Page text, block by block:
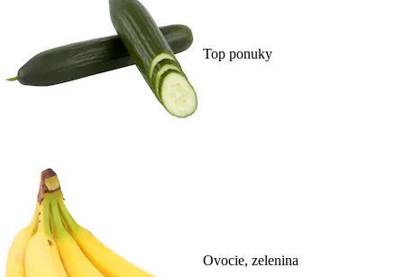
Top ponuky
Ovocie, zelenina